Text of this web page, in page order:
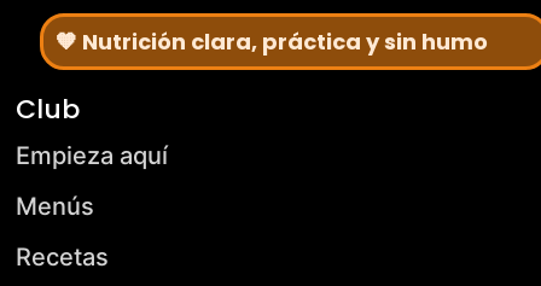
🧡 Nutrición clara, práctica y sin humo
Club
Empieza aquí
Menús
Recetas